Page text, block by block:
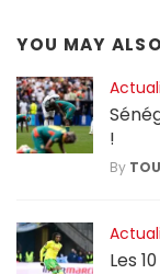
YOU MAY
!
By
Les